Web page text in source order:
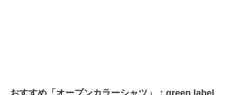
おすすめ「オープンカラーシャツ」：green label